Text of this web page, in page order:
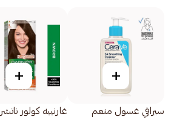
+
سيرافي غسول منعم
+
غارنييه كولور